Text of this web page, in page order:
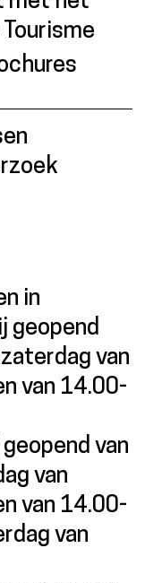
in
geopend
van
van 14.00-
van
van
van 14.00-
van